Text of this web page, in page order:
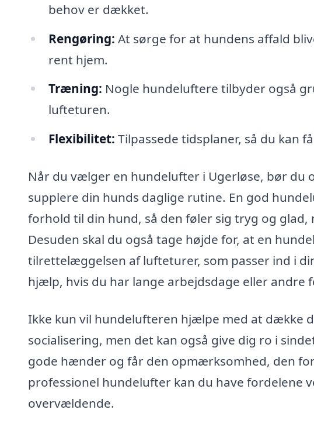
behov er dækket.
Rengøring: At sørge for at hundens affald
rent hjem.
Træning: Nogle hundeluftere tilbyder også
lufteturen.
Flexibilitet: Tilpassede tidsplaner, så du kan
Når du vælger en hundelufter i Ugerløse, bør du
supplere din hunds daglige rutine. En god
forhold til din hund, så den føler sig tryg og
Desuden skal du også tage højde for, at en
tilrettelæggelsen af lufteturer, som passer ind i
hjælp, hvis du har lange arbejdsdage eller andre
Ikke kun vil hundelufteren hjælpe med at dække
socialisering, men det kan også give dig ro i
gode hænder og får den opmærksomhed, den
professionel hundelufter kan du have fordelene
overvældende.